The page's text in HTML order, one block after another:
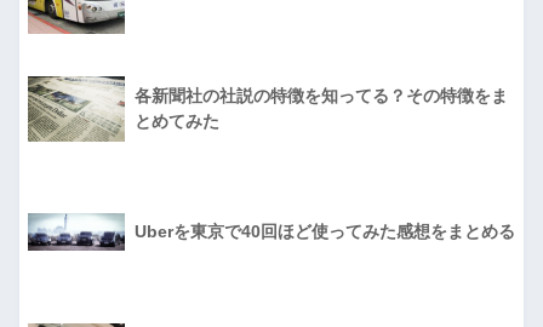
各新聞社の社説の特徴を知ってる？その特徴をま
とめてみた
Uberを東京で40回ほど使ってみた感想をまとめる